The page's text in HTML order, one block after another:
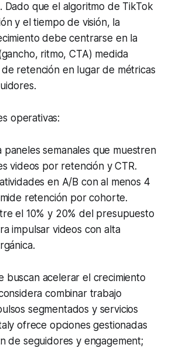
Dado que el algoritmo de TikTok
y el tiempo de visión, la
debe centrarse en la
ritmo, CTA) medida
retención en lugar de métricas
operativas:
paneles semanales que muestren
videos por retención y CTR.
en A/B con al menos 4
retención por cohorte.
el 10% y 20% del presupuesto
impulsar videos con alta
buscan acelerar el crecimiento
combinar trabajo
segmentados y servicios
ofrece opciones gestionadas
de seguidores y engagement;